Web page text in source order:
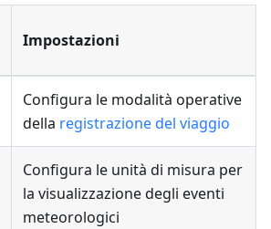
Impostazioni
Configura le modalità operative
della registrazione del viaggio
Configura le unità di misura per
la visualizzazione degli eventi
meteorologici